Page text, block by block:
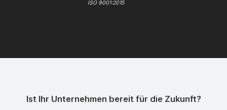
ISO 9001:2015
Ist Ihr Unternehmen bereit für die Zukunft?